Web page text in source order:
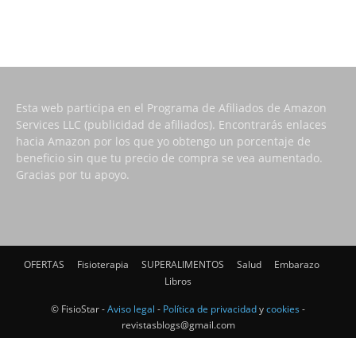
Esta web participa en el Programa de Afiliados de Amazon
Services LLC (publicidad de afiliados). Encontrarás enlaces
hacia Amazon por los que yo obtengo un porcentaje de
beneficio sin que tu precio de compra se vea aumentado.
Gracias por tu apoyo.
OFERTAS Fisioterapia SUPERALIMENTOS Salud
Embarazo
Libros
© FisioStar -Aviso legal - Política de privacidadycookies -
revistasblogs@gmail.com